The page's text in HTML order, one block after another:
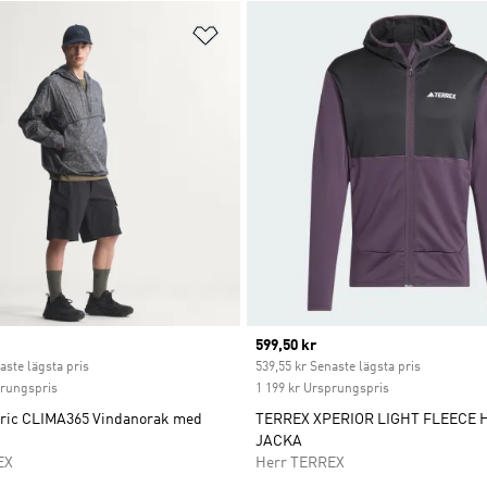
Lägg till på önskelistan
lägsta pris
CLIMA365 Vindanorak med
Current price
599,50 kr
539,55 kr Senaste lägsta pris
1 199 kr Ursprungspris
TERREX XPERIOR LIGHT FLEECE
JACKA
Herr TERREX